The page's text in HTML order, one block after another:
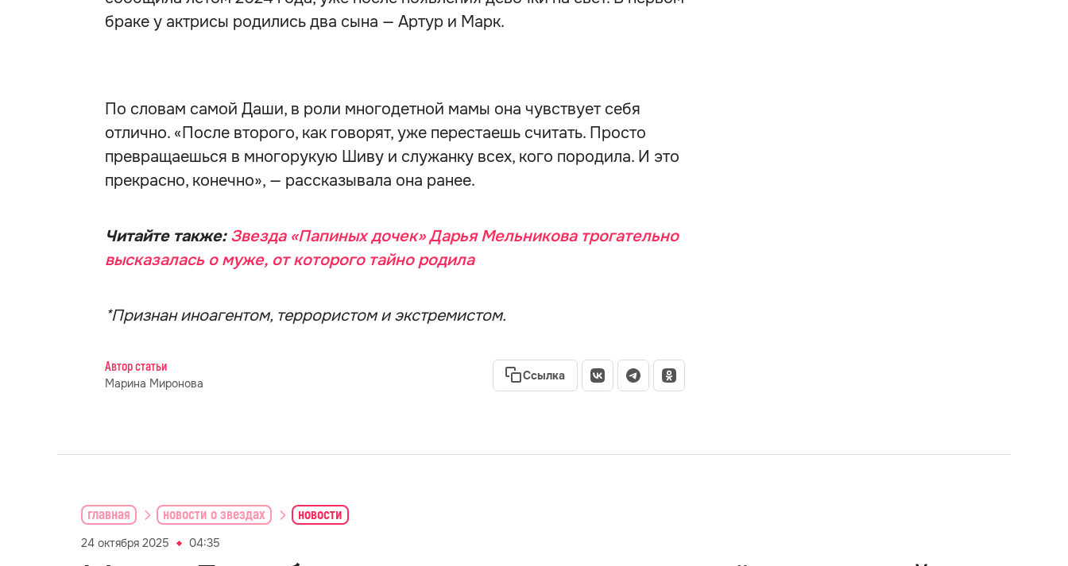
браке у актрисы родились два сына — Артур и Марк.
По словам самой Даши, в роли многодетной мамы она чувствует себя
отлично. «После второго, как говорят, уже перестаешь считать. Просто
превращаешься в многорукую Шиву и служанку всех, кого породила. И это
прекрасно, конечно», — рассказывала она ранее.
Читайте также: Звезда «Папиных дочек» Дарья Мельникова трогательно
высказалась о муже, от которого тайно родила
*Признан иноагентом, террористом и экстремистом.
Автор статьи
Марина Миронова
Ссылка
главная новости о звездах новости
24 октября 2025 04:35